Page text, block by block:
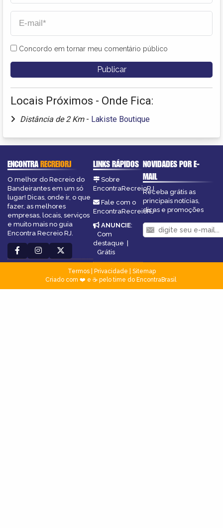
Concordo em tornar meu comentário público
Locais Próximos - Onde Fica:
Distância de 2 Km - Lakiste Boutique
ENCONTRARECREIORJ
O melhor do Recreio do
Bandeirantes em um só
lugar! Dicas, onde ir, o que
fazer, as melhores
empresas, locais, serviços
e muito mais no guia
Encontra Recreio RJ.
LINKS RÁPIDOS
Sobre
EncontraRecreioRJ
Fale com o
EncontraRecreioRJ
ANUNCIE:
Com
destaque
Grátis
NOVIDADES POR E-
MAIL
Receba grátis as
principais notícias,
dicas e promoções
Termos| Privacidade
Sitemap
Criado com ❤️ e ☕ pelo time do EncontraBrasil